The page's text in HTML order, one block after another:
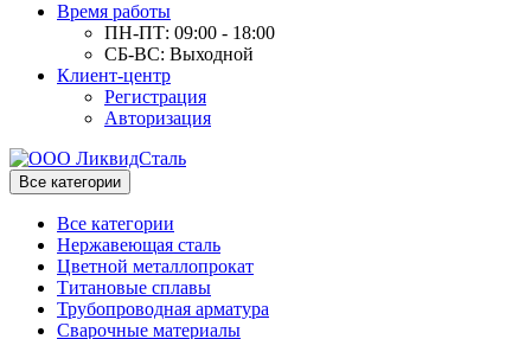
Время работы
ПН-ПТ: 09:00 - 18:00
СБ-ВС: Выходной
Клиент-центр
Регистрация
Авторизация
Все категории
Все категории
Нержавеющая сталь
Цветной металлопрокат
Титановые сплавы
Трубопроводная арматура
Сварочные материалы